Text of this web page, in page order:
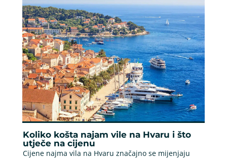
Koliko košta najam vile na Hvaru i što
utječe na cijenu
Cijene najma vila na Hvaru značajno se mijenjaju